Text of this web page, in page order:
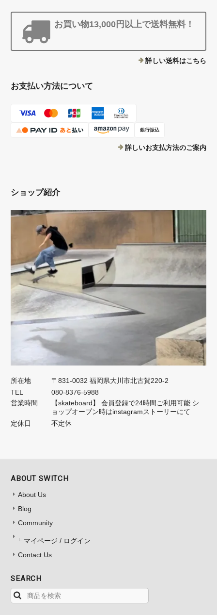
お買い物13,000円以上で送料無料！
詳しい送料はこちら
お支払い方法について
銀行振込
詳しいお支払方法のご案内
ショップ紹介
所在地
〒831-0032 福岡県大川市北古賀220-2
TEL
080-8376-5988
営業時間
【skateboard】 会員登録で24時間ご利用可能 シ
ョップオープン時はinstagramストーリーにて
定休日
不定休
ABOUT SWITCH
About Us
Blog
Community
マイページ / ログイン
Contact Us
SEARCH